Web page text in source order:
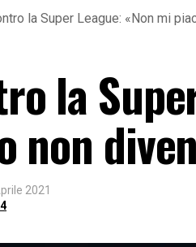
la Super League: «Non mi
la
non
2021